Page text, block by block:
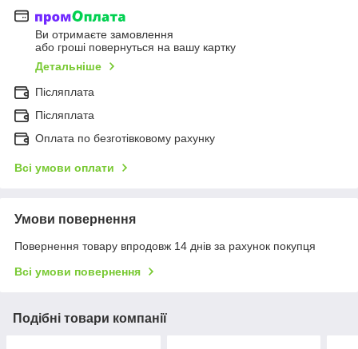
Ви отримаєте замовлення
або гроші повернуться на вашу картку
Детальніше
Післяплата
Післяплата
Оплата по безготівковому рахунку
Всі умови оплати
Умови повернення
Повернення товару впродовж 14 днів за рахунок покупця
Всі умови повернення
Подібні товари компанії